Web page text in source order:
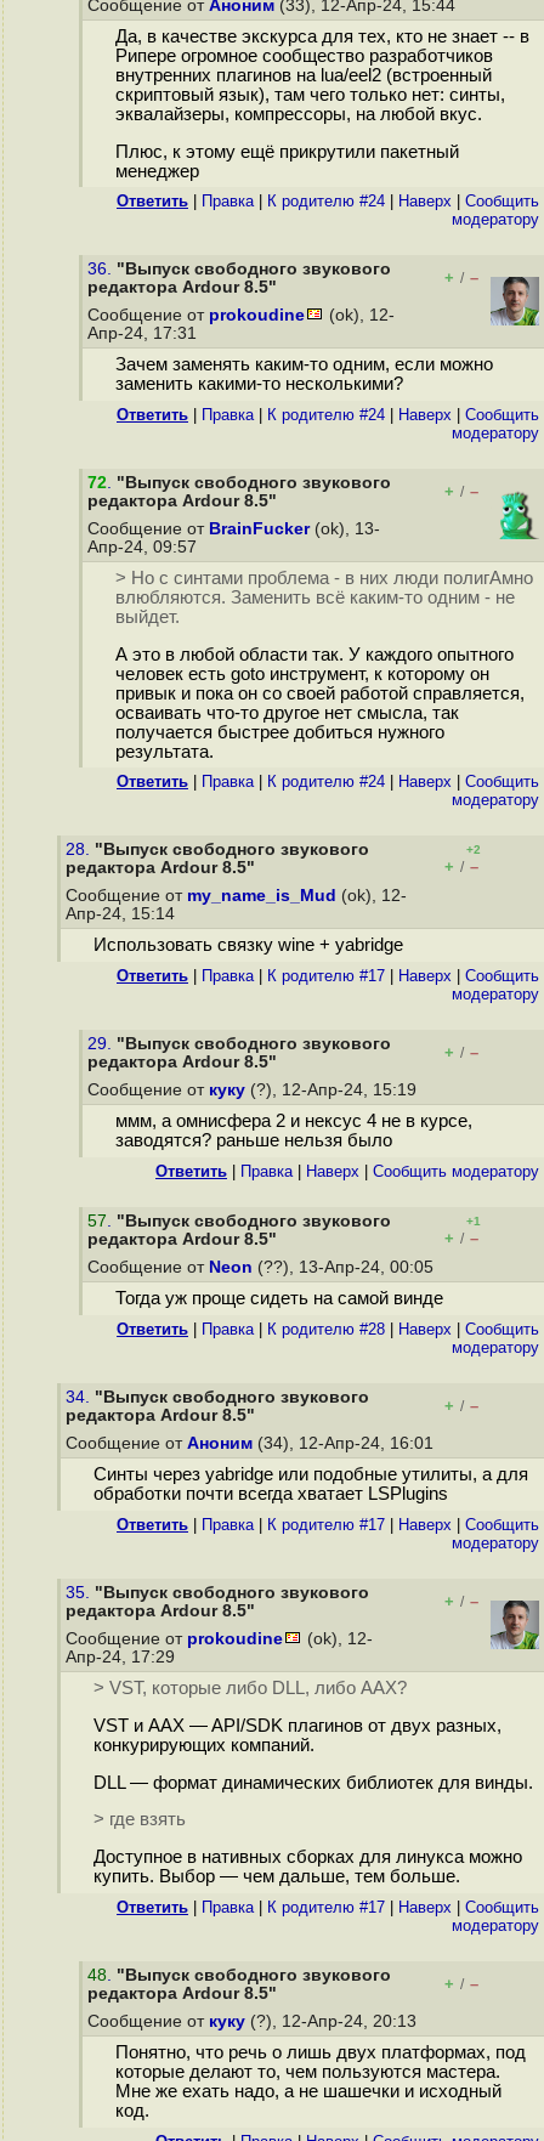
Сообщение от Аноним (33), 12-Апр-24, 15:44
Да, в качестве экскурса для тех, кто не знает -- в
Рипере огромное сообщество разработчиков
внутренних плагинов на lua/eel2 (встроенный
скриптовый язык), там чего только нет: синты,
эквалайзеры, компрессоры, на любой вкус.
Плюс, к этому ещё прикрутили пакетный
менеджер
Ответить Правка| К родителю #24 Наверх
Cообщить
модератору
36. "Выпуск свободного звукового
редактора Ardour 8.5"
+ / –
Сообщение от prokoudine
(ok), 12-
Апр-24, 17:31
Зачем заменять каким-то одним, если можно
заменить какими-то несколькими?
Ответить Правка| К родителю #24 Наверх
Cообщить
модератору
72. "Выпуск свободного звукового
редактора Ardour 8.5"
+ / –
Сообщение от BrainFucker(ok), 13-
Апр-24, 09:57
> Но с синтами проблема - в них люди полигАмно
влюбляются. Заменить всё каким-то одним - не
выйдет.
А это в любой области так. У каждого опытного
человек есть goto инструмент, к которому он
привык и пока он со своей работой справляется,
осваивать что-то другое нет смысла, так
получается быстрее добиться нужного
результата.
Ответить Правка| К родителю #24 Наверх
Cообщить
модератору
28. "Выпуск свободного звукового
редактора Ardour 8.5"
+2
+ / –
Сообщение от my_name_is_Mud (ok), 12-
Апр-24, 15:14
Использовать связку wine + yabridge
Ответить Правка| К родителю #17 Наверх
Cообщить
модератору
29. "Выпуск свободного звукового
редактора Ardour 8.5"
+ / –
Сообщение от куку (?), 12-Апр-24, 15:19
ммм, а омнисфера 2 и нексус 4 не в курсе,
заводятся? раньше нельзя было
Ответить Правка| Наверх Cообщить модератору
57. "Выпуск свободного звукового
редактора Ardour 8.5"
+1
+ / –
Сообщение от Neon (??), 13-Апр-24, 00:05
Тогда уж проще сидеть на самой винде
Ответить Правка| К родителю #28 Наверх
Cообщить
модератору
34. "Выпуск свободного звукового
редактора Ardour 8.5"
+ / –
Сообщение от Аноним (34), 12-Апр-24, 16:01
Синты через yabridge или подобные утилиты, а для
обработки почти всегда хватает LSPlugins
Ответить Правка| К родителю #17 Наверх
Cообщить
модератору
35. "Выпуск свободного звукового
редактора Ardour 8.5"
+ / –
Сообщение от prokoudine
(ok), 12-
Апр-24, 17:29
> VST, которые либо DLL, либо AAX?
VST и AAX — API/SDK плагинов от двух разных,
конкурирующих компаний.
DLL — формат динамических библиотек для винды.
> где взять
Доступное в нативных сборках для линукса можно
купить. Выбор — чем дальше, тем больше.
Ответить Правка| К родителю #17 Наверх
Cообщить
модератору
48. "Выпуск свободного звукового
редактора Ardour 8.5"
+ / –
Сообщение от куку (?), 12-Апр-24, 20:13
Понятно, что речь о лишь двух платформах, под
которые делают то, чем пользуются мастера.
Мне же ехать надо, а не шашечки и исходный
код.